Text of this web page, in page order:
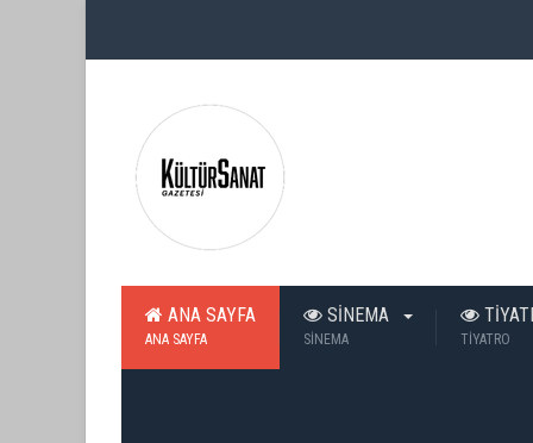
ANA SAYFA
ANA SAYFA
SİNEMA
SİNEMA TİYATRO